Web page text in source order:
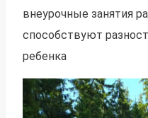
внеурочные занятия
способствуют
ребенка